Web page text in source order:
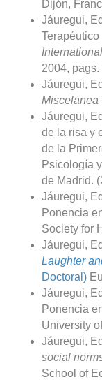
Dijón,
Jáuregui,
2004, pags.
Jáuregui,
Miscelanea
Jáuregui,
de la risa y
de la
Psicología
de Madrid.
Jáuregui,
Ponencia
Society for
Jáuregui,
Laughter
Doctoral)
Jáuregui,
Ponencia
University
Jáuregui,
social
School of